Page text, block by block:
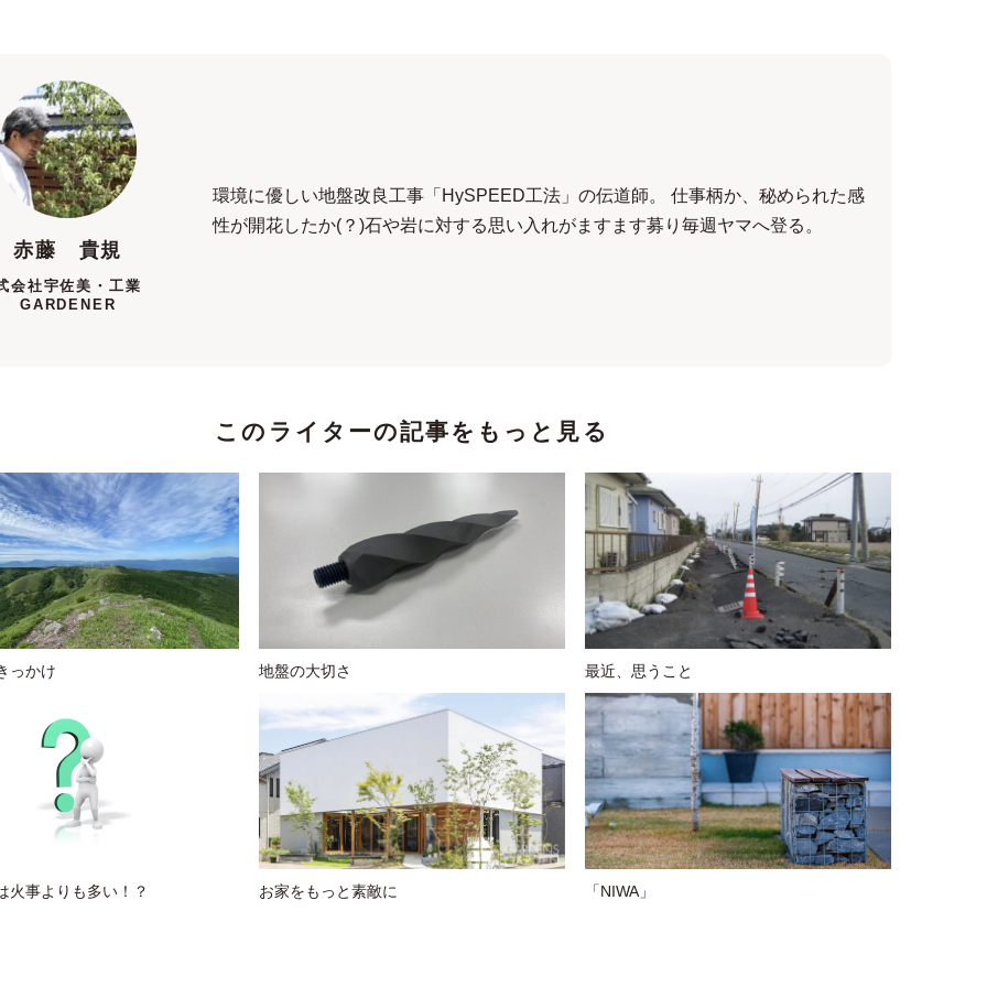
赤藤 貴規
会社宇佐美・工業
GARDENER
環境に優しい地盤改良工事「HySPEED工法」の伝道師。 仕事柄か、秘められた感
性が開花したか(？)石や岩に対する思い入れがますます募り毎週ヤマへ登る。
このライターの記事を もっと見る
っかけ 地盤の大切さ 最近、思うこと
火事よりも多い！？ お家をもっと素敵に 「NIWA」